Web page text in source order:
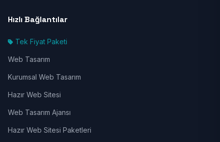
Hızlı Bağlantılar
Tek Fiyat Paketi
Web Tasarım
Kurumsal Web Tasarım
Hazır Web Sitesi
Web Tasarım Ajansı
Hazır Web Sitesi Paketleri